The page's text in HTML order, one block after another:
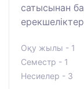
сатысынан
Оқу жылы - 1
Семестр - 1
Несиелер - 3